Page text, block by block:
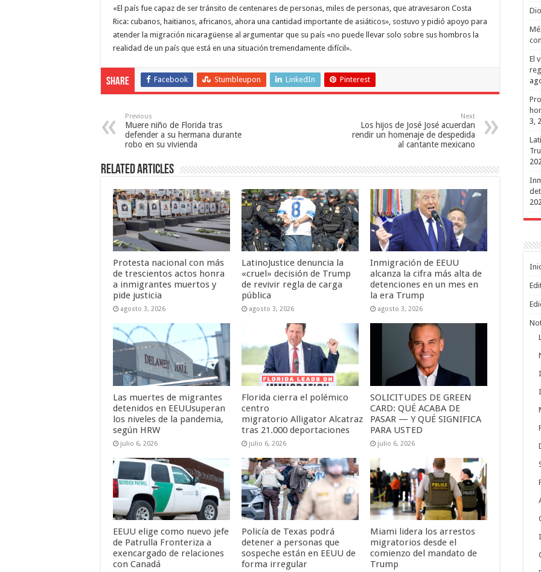
«El país fue capaz de ser tránsito de centenares de personas, miles de personas, que atravesaron Costa
Rica: cubanos, haitianos, africanos, ahora una cantidad importante de asiáticos», sostuvo y pidió apoyo para
atender la migración nicaragüense al argumentar que su país «no puede llevar solo sobre sus hombros la
realidad de un país que está en una situación tremendamente difícil».
Share Facebook Stumbleupon LinkedIn Pinterest
Previous
Muere niño de Florida tras
defender a su hermana durante
robo en su vivienda
Next
Los hijos de José José acuerdan
rendir un homenaje de despedida
al cantante mexicano
Related Articles
Protesta nacional con más
de trescientos actos honra
a inmigrantes muertos y
pide justicia
agosto 3, 2026
LatinoJustice denuncia la
«cruel» decisión de Trump
de revivir regla de carga
pública
agosto 3, 2026
Inmigración de EEUU
alcanza la cifra más alta de
detenciones en un mes en
la era Trump
agosto 3, 2026
Las muertes de migrantes
detenidos en EEUUsuperan
los niveles de la pandemia,
según HRW
julio 6, 2026
Florida cierra el polémico
centro
migratorio Alligator Alcatraz
tras 21.000 deportaciones
julio 6, 2026
SOLICITUDES DE GREEN
CARD: QUÉ ACABA DE
PASAR — Y QUÉ SIGNIFICA
PARA USTED
julio 6, 2026
EEUU elige como nuevo jefe
de Patrulla Fronteriza a
exencargado de relaciones
con Canadá
Policía de Texas podrá
detener a personas que
sospeche están en EEUU de
forma irregular
Miami lidera los arrestos
migratorios desde el
comienzo del mandato de
Trump
El
3,